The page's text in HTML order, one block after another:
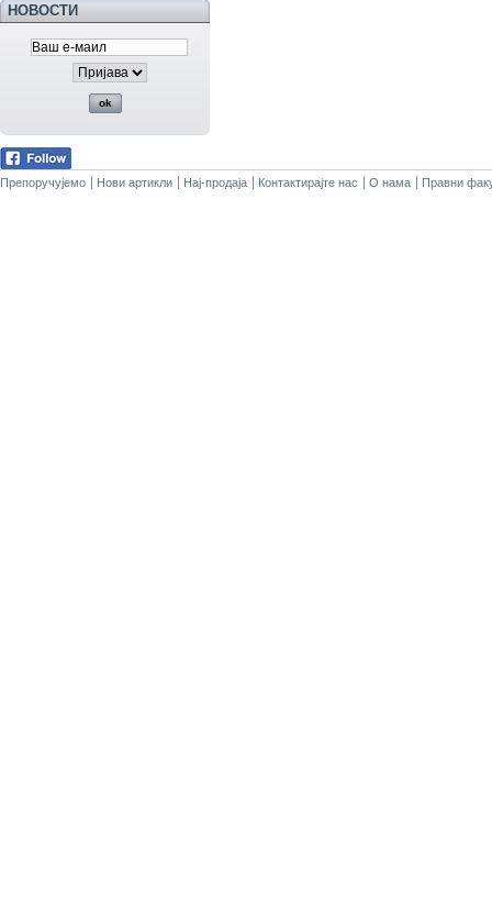
НОВОСТИ
Препоручујемо Нови артикли Нај-продаја Контактирајте нас О нама Правни